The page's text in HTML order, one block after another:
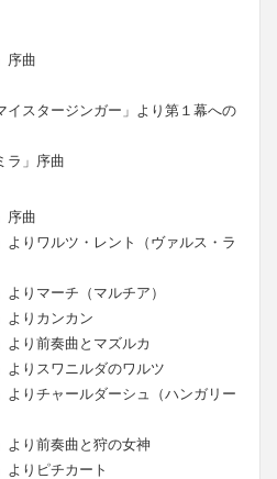
序曲
イスタージンガー」より第１幕への
ラ」序曲
序曲
りワルツ・レント（ヴァルス・ラ
りマーチ（マルチア）
よりカンカン
より前奏曲とマズルカ
よりスワニルダのワルツ
よりチャールダーシュ（ハンガリー
より前奏曲と狩の女神
よりピチカート